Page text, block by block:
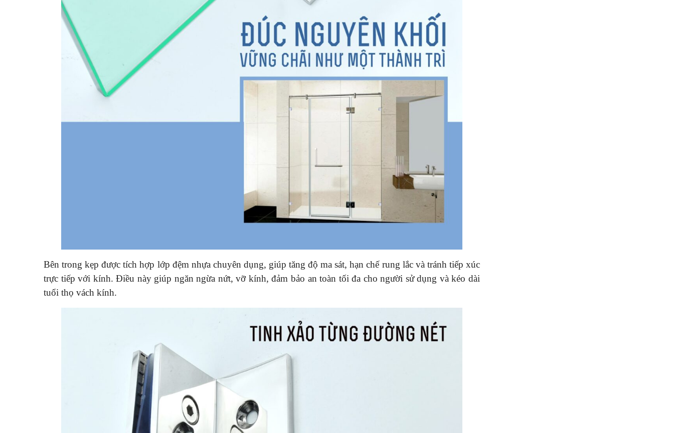
Bên trong kẹp được tích hợp lớp đệm nhựa chuyên dụng, giúp tăng độ ma sát, hạn chế rung lắc và tránh tiếp xúc
trực tiếp với kính. Điều này giúp ngăn ngừa nứt, vỡ kính, đảm bảo an toàn tối đa cho người sử dụng và kéo dài
tuổi thọ vách kính.